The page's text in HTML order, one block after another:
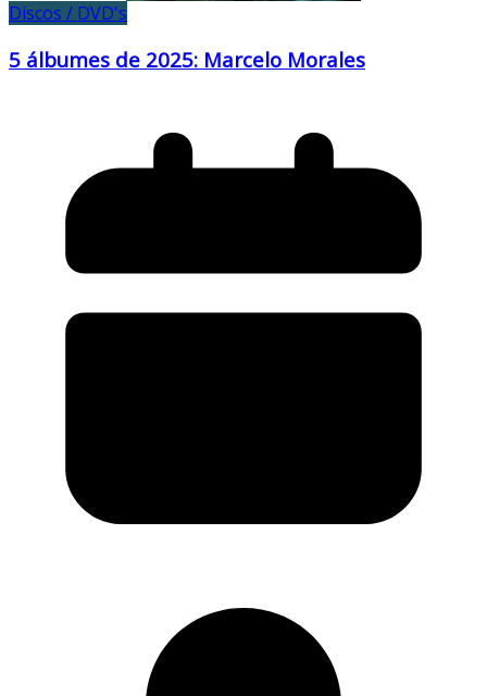
Discos / DVD's
5 álbumes de 2025: Marcelo Morales